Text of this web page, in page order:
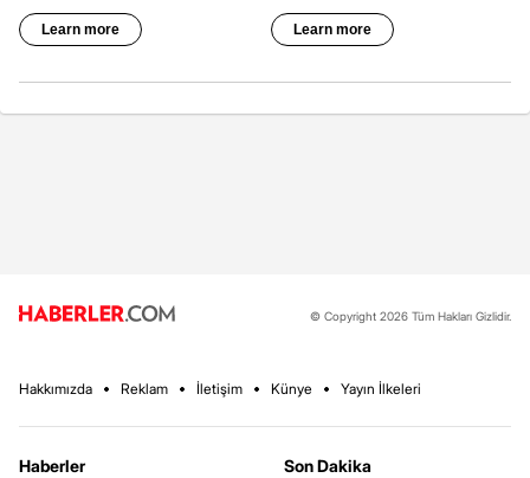
© Copyright 2026 Tüm Hakları Gizlidir.
Hakkımızda Reklam İletişim Künye Yayın İlkeleri
Haberler
Son Dakika